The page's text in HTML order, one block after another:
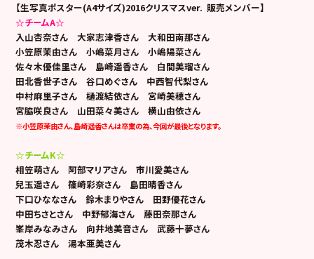
【生写真ポスター(A4サイズ)2016クリスマスver. 販売メンバー】
☆チームA☆
入山杏奈さん 大家志津香さん 大和田南那さん
小笠原茉由さん 小嶋菜月さん 小嶋陽菜さん
佐々木優佳里さん 島崎遥香さん 白間美瑠さん
田北香世子さん 谷口めぐさん 中西智代梨さん
中村麻里子さん 樋渡結依さん 宮崎美穂さん
宮脇咲良さん 山田菜々美さん 横山由依さん
※小笠原茉由さん、島崎遥香さんは卒業の為、今回が最後となります。
☆チームK☆
相笠萌さん 阿部マリアさん 市川愛美さん
兒玉遥さん 篠崎彩奈さん 島田晴香さん
下口ひななさん 鈴木まりやさん 田野優花さん
中田ちさとさん 中野郁海さん 藤田奈那さん
峯岸みなみさん 向井地美音さん 武藤十夢さん
茂木忍さん 湯本亜美さん